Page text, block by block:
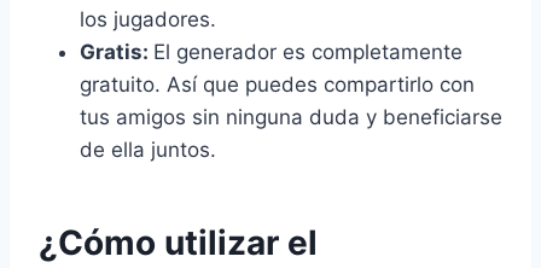
los jugadores.
Gratis: El generador es completamente
gratuito. Así que puedes compartirlo con
tus amigos sin ninguna duda y beneficiarse
de ella juntos.
¿Cómo utilizar el